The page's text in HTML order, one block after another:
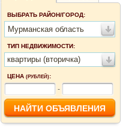
ВЫБРАТЬ РАЙОН/ГОРОД:
Мурманская область
ТИП НЕДВИЖИМОСТИ:
квартиры (вторичка)
ЦЕНА (РУБЛЕЙ):
-